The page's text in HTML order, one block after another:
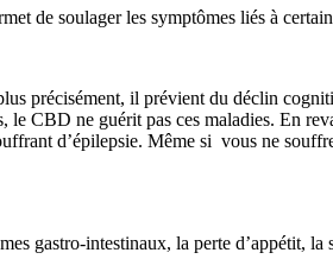
de soulager les symptômes liés à
précisément, il prévient du déclin
CBD ne guérit pas ces maladies. En
d’épilepsie. Même si vous ne
gastro-intestinaux, la perte d’appétit, la